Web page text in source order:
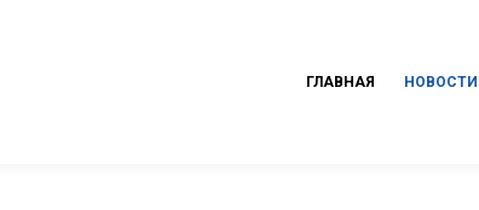
ГЛАВНАЯ НОВОСТИ